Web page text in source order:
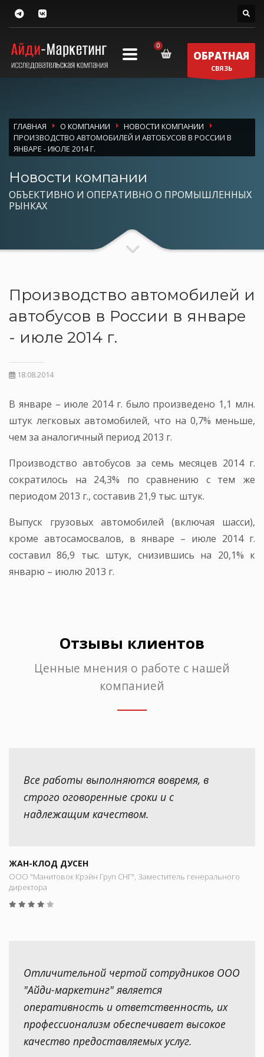
ОБРАТНАЯ
СВЯЗЬ
ГЛАВНАЯ О КОМПАНИИ
НОВОСТИ КОМПАНИИ
ПРОИЗВОДСТВО АВТОМОБИЛЕЙ И АВТОБУСОВ В РОССИИ В
ЯНВАРЕ - ИЮЛЕ 2014 Г.
Новости компании
ОБЪЕКТИВНО И ОПЕРАТИВНО О ПРОМЫШЛЕННЫХ
РЫНКАХ
Производство автомобилей и
автобусов в России в январе
- июле 2014 г.
18.08.2014
В январе – июле 2014 г. было произведено 1,1 млн.
штук легковых автомобилей, что на 0,7% меньше,
чем за аналогичный период 2013 г.
Производство автобусов за семь месяцев 2014 г.
сократилось на 24,3% по сравнению с тем же
периодом 2013 г., составив 21,9 тыс. штук.
Выпуск грузовых автомобилей (включая шасси),
кроме автосамосвалов, в январе – июле 2014 г.
составил 86,9 тыс. штук, снизившись на 20,1% к
январю – июлю 2013 г.
Отзывы клиентов
Ценные мнения о работе с нашей
компанией
Все работы выполняются вовремя, в
строго оговоренные сроки и с
надлежащим качеством.
ЖАН-КЛОД ДУСЕН
ООО "Манитовок Крэйн Груп СНГ", Заместитель генерального
директора
Отличительной чертой сотрудников ООО
"Айди-маркетинг" является
оперативность и ответственность, их
профессионализм обеспечивает высокое
качество предоставляемых услуг.